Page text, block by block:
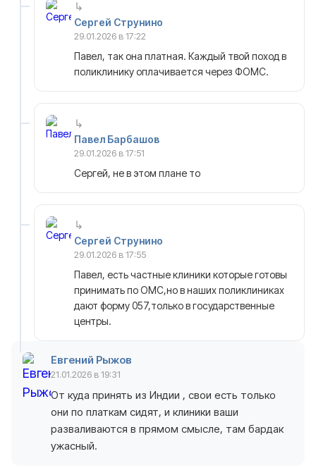
Сергей Струнино
29.01.2026 в 17:22
Павел, так она платная. Каждый твой поход в
поликлинику оплачивается через ФОМС.
Павел Барбашов
29.01.2026 в 17:51
Сергей, не в этом плане то
Сергей Струнино
29.01.2026 в 17:55
Павел, есть частные клиники которые готовы
принимать по ОМС,но в наших поликлиниках
дают форму 057,только в государственные
центры.
Евгений Рыжов
21.01.2026 в 19:31
От куда принять из Индии , свои есть только
они по платкам сидят, и клиники ваши
разваливаются в прямом смысле, там бардак
ужасный.